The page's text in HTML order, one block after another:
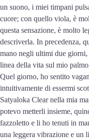
un suono, i miei timpani
cuore; con quello viola, è
questa sensazione, è molto
descriverla. In precedenza,
mano negli ultimi due
linea della vita sul mio
Quel giorno, ho sentito
intuitivamente di essermi
Satyaloka Clear nella mia
potevo metterli insieme,
fazzoletto e li ho tenuti in
una leggera vibrazione e un